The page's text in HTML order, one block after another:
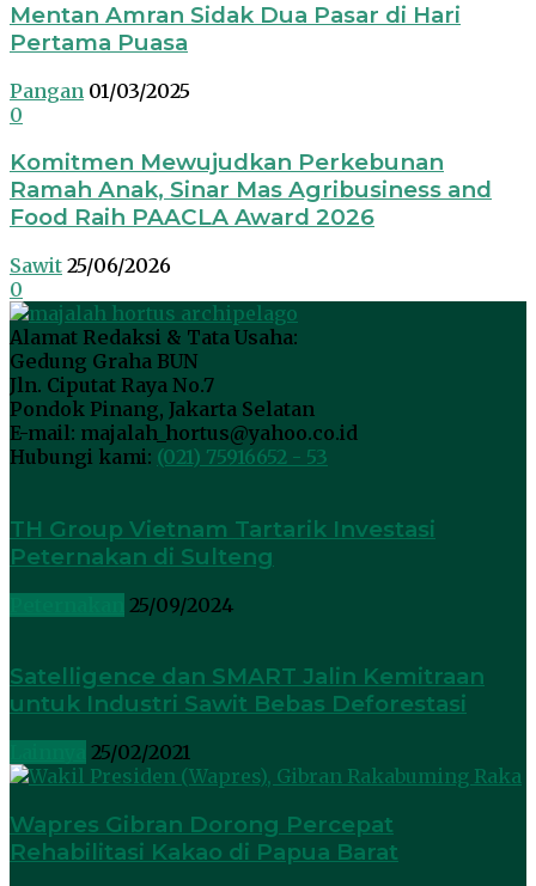
Mentan Amran Sidak Dua Pasar di Hari
Pertama Puasa
Pangan 01/03/2025
0
Komitmen Mewujudkan Perkebunan
Ramah Anak, Sinar Mas Agribusiness and
Food Raih PAACLA Award 2026
Sawit 25/06/2026
0
Alamat Redaksi & Tata Usaha:
Gedung Graha BUN
Jln. Ciputat Raya No.7
Pondok Pinang, Jakarta Selatan
E-mail: majalah_hortus@yahoo.co.id
Hubungi kami: (021) 75916652 - 53
TH Group Vietnam Tartarik Investasi
Peternakan di Sulteng
25/09/2024
Satelligence dan SMART Jalin Kemitraan
untuk Industri Sawit Bebas Deforestasi
25/02/2021
Wapres Gibran Dorong Percepat
Rehabilitasi Kakao di Papua Barat